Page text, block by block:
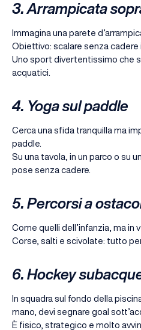
3. Arrampicata
Immagina una parete
Obiettivo: scalare senza cadere
Uno sport divertentissimo che
acquatici.
4. Yoga sul paddle
Cerca una sfida tranquilla ma
paddle.
Su una tavola, in un parco o su
pose senza cadere.
5. Percorsi a
Come quelli dell’infanzia, ma in
Corse, salti e scivolate: tutto
6. Hockey
In squadra sul fondo della
mano, devi segnare goal
È fisico, strategico e molto